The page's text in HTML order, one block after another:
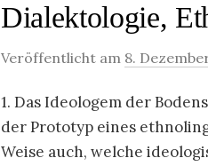
Dialektologie,
Veröffentlicht am 8.
1. Das Ideologem der
der Prototyp eines
Weise auch, welche